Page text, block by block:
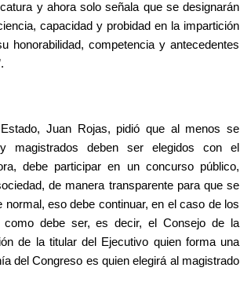
y ahora solo señala que se designarán
capacidad y probidad en la impartición
honorabilidad, competencia y antecedentes
Juan Rojas, pidió que al menos se
magistrados deben ser elegidos con el
debe participar en un concurso público,
de manera transparente para que se
eso debe continuar, en el caso de los
debe ser, es decir, el Consejo de la
de la titular del Ejecutivo quien forma una
del Congreso es quien elegirá al magistrado